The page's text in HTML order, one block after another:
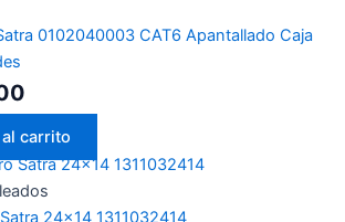
0102040003 CAT6 Apantallado Caja
carrito
24×14 1311032414